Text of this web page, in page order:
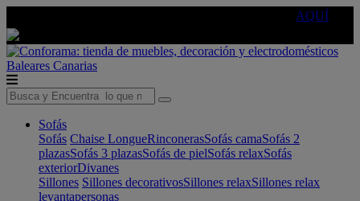
AQUÍ
Baleares Canarias
Sofás
Sofás Chaise LongueRinconerasSofás camaSofás 2
plazasSofás 3 plazasSofás de pielSofás relaxSofás
exteriorDivanes
Sillones Sillones decorativosSillones relaxSillones relax
levantapersonas